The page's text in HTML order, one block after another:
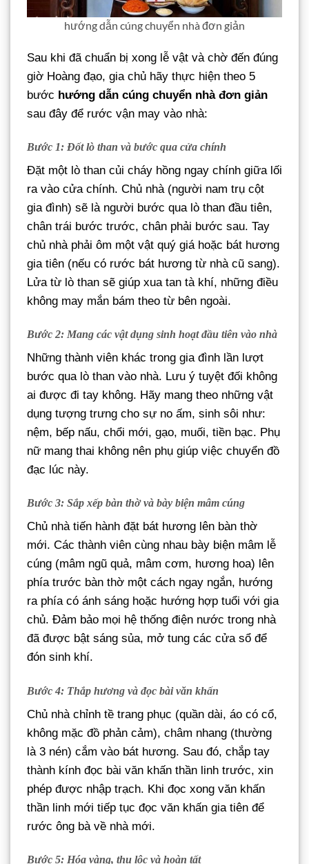
hướng dẫn cúng chuyển nhà đơn giản
Sau khi đã chuẩn bị xong lễ vật và chờ đến đúng
giờ Hoàng đạo, gia chủ hãy thực hiện theo 5
bước hướng dẫn cúng chuyển nhà đơn giản
sau đây để rước vận may vào nhà:
Bước 1: Đốt lò than và bước qua cửa chính
Đặt một lò than củi cháy hồng ngay chính giữa lối
ra vào cửa chính. Chủ nhà (người nam trụ cột
gia đình) sẽ là người bước qua lò than đầu tiên,
chân trái bước trước, chân phải bước sau. Tay
chủ nhà phải ôm một vật quý giá hoặc bát hương
gia tiên (nếu có rước bát hương từ nhà cũ sang).
Lửa từ lò than sẽ giúp xua tan tà khí, những điều
không may mắn bám theo từ bên ngoài.
Bước 2: Mang các vật dụng sinh hoạt đầu tiên vào nhà
Những thành viên khác trong gia đình lần lượt
bước qua lò than vào nhà. Lưu ý tuyệt đối không
ai được đi tay không. Hãy mang theo những vật
dụng tượng trưng cho sự no ấm, sinh sôi như:
nệm, bếp nấu, chổi mới, gạo, muối, tiền bạc. Phụ
nữ mang thai không nên phụ giúp việc chuyển đồ
đạc lúc này.
Bước 3: Sắp xếp bàn thờ và bày biện mâm cúng
Chủ nhà tiến hành đặt bát hương lên bàn thờ
mới. Các thành viên cùng nhau bày biện mâm lễ
cúng (mâm ngũ quả, mâm cơm, hương hoa) lên
phía trước bàn thờ một cách ngay ngắn, hướng
ra phía có ánh sáng hoặc hướng hợp tuổi với gia
chủ. Đảm bảo mọi hệ thống điện nước trong nhà
đã được bật sáng sủa, mở tung các cửa sổ để
đón sinh khí.
Bước 4: Thắp hương và đọc bài văn khấn
Chủ nhà chỉnh tề trang phục (quần dài, áo có cổ,
không mặc đồ phản cảm), châm nhang (thường
là 3 nén) cắm vào bát hương. Sau đó, chắp tay
thành kính đọc bài văn khấn thần linh trước, xin
phép được nhập trạch. Khi đọc xong văn khấn
thần linh mới tiếp tục đọc văn khấn gia tiên để
rước ông bà về nhà mới.
Bước 5: Hóa vàng, thụ lộc và hoàn tất